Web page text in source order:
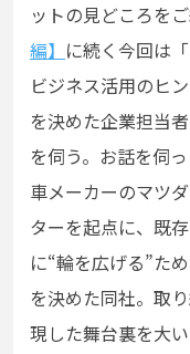
ットの見どころを
編】 に続く今回は
ビジネス活用のヒ
を決めた企業担当
を伺う。お話を伺
車メーカーのマツ
ターを起点に、既
に“輪を広げる”た
を決めた同社。取
現した舞台裏を大